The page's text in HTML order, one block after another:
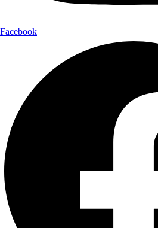
Facebook